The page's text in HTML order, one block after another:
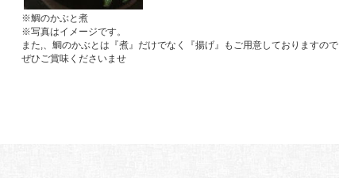
※鯛のかぶと煮
※写真はイメージです。
また,、鯛のかぶとは『煮』だけでなく『揚げ』もご用意しておりますので
ぜひご賞味くださいませ